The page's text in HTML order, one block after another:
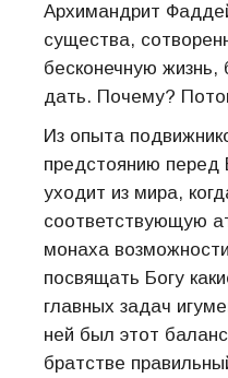
Архимандрит
существа,
бесконечную
дать. Почему?
Из опыта
предстоянию
уходит из мира,
соответствующую
монаха
посвящать Богу
главных задач
ней был этот
братстве